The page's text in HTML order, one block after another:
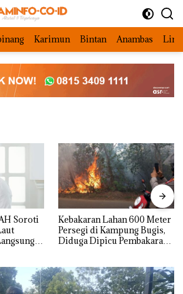
Karimun Bintan Anambas
Soroti
Kebakaran Lahan 600 Meter
Persegi di Kampung Bugis,
Diduga Dipicu Pembakaran